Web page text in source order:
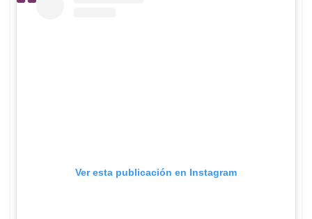
Ver esta publicación en Instagram